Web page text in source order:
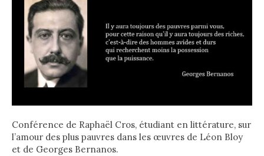
Conférence de Raphaël Cros, étudiant en littérature, sur
l’amour des plus pauvres dans les œuvres de Léon Bloy
et de Georges Bernanos.